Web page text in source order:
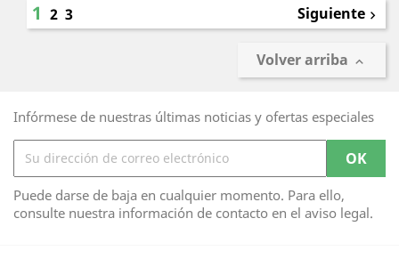
1 2 3 Siguiente 
Volver arriba 
Infórmese de nuestras últimas noticias y ofertas especiales
Puede darse de baja en cualquier momento. Para ello,
consulte nuestra información de contacto en el aviso legal.